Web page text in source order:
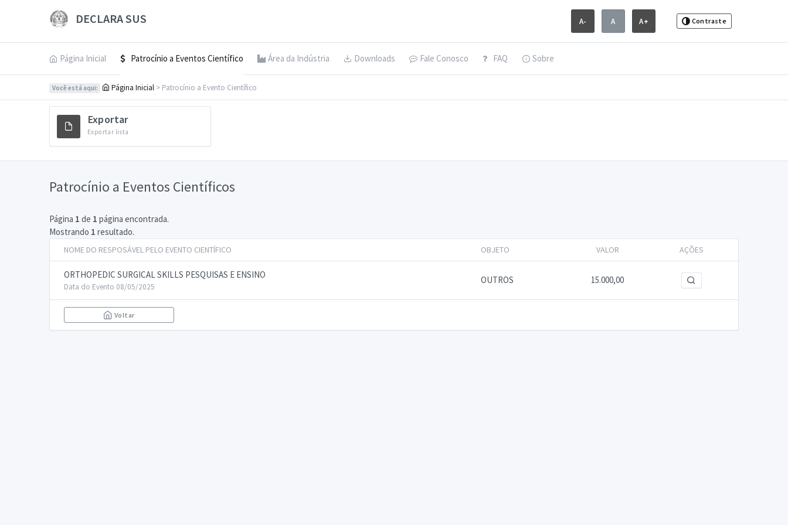
DECLARA SUS A- A A+ Contraste
Página Inicial Patrocínio a Eventos Científico Área da Indústria Downloads Fale Conosco FAQ Sobre
Você está aqui: Página Inicial > Patrocínio a Evento Científico
Exportar
Exportar lista
Patrocínio a Eventos Científicos
Página 1 de 1 página encontrada.
Mostrando 1 resultado.
NOME DO RESPOSÁVEL PELO EVENTO CIENTÍFICO OBJETO VALOR AÇÕES
ORTHOPEDIC SURGICAL SKILLS PESQUISAS E ENSINO
Data do Evento 08/05/2025
OUTROS 15.000,00
Voltar